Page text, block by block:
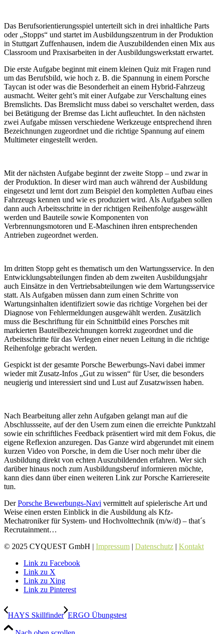
Das Berufsorientierungsspiel unterteilt sich in drei inhaltliche Parts
oder „Stopps“ und startet im Ausbildungszentrum in der Produktion
in Stuttgart Zuffenhausen, indem die Auszubildenden einen Mix aus
Classroom und Praxisarbeiten in der Ausbildungswerkstatt erwartet.
Die erste Aufgabe beginnt mit einem kleinen Quiz mit Fragen rund
um das Berufsbild, wie hoch z. B. die Spannung in einem Porsche
Taycan ist oder was die Besonderheit an einem Hybrid-Fahrzeug
ausmacht. Weiter geht’s mit einer Aufgabe zur Verschaltung eines
Bremslichts. Das Bremslicht muss dabei so verschaltet werden, dass
bei Betätigung der Bremse das Licht aufleuchtet. In den nächsten
zwei Aufgabe müssen verschiedene Werkzeuge entsprechend ihren
Bezeichnungen zugeordnet und die richtige Spannung auf einem
Multimeter eingestellt werden.
Mit der nächsten Aufgabe beginnt der zweite Stopp – und zwar in
der Produktion. In dieser wird man auch während der Ausbildung
eingesetzt und lernt dort zum Beispiel den kompletten Aufbau eines
Fahrzeugs kennen und wie es produziert wird. Als Aufgaben sollen
dann auch Arbeitsschritte in der richtigen Reihenfolge ausgewählt
werden und Bauteile sowie Komponenten von
Verbrennungsmotoren und E-Maschinen ihren entsprechenden
Antrieben zugeordnet werden.
Im dritten Stopp geht es thematisch um den Wartungsservice. In den
Entwicklungsabteilungen finden ab dem zweiten Ausbildungsjahr
auch Einsätze in den Vertriebsabteilungen wie dem Wartungsservice
statt. Als Aufgaben müssen dann zum einen Schritte von
Wartungsinhalten identifiziert sowie das richtige Vorgehen bei der
Diagnose von Fehlermeldungen ausgewählt werden. Zusätzlich
muss die Beschriftung für ein Schnittbild eines Porsches mit
markierten Bauteilbezeichnungen korrekt zugeordnet und die
Arbeitsschritte für das Verlegen einer neuen Leitung in die richtige
Reihenfolge gebracht werden.
Gespickt ist der gesamte Porsche Bewerbungs-Navi dabei immer
wieder mit Zusatz-Infos „Gut zu wissen“ für User, die besonders
neugierig und interessiert sind und Lust auf Zusatzwissen haben.
Nach Bearbeitung aller zehn Aufgaben gelangt man auf die
Abschlussseite, auf der den Usern zum einen die erreichte Punktzahl
sowie ein schriftliches Feedback präsentiert wird mit dem Fokus, die
eigene Reflexion anzuregen. Das Ganze wird abgerundet mit einem
kurzen Video von Porsche, in dem die User noch mehr über die
Ausbildung direkt von echten Auszubildenden erfahren. Wer sich
darüber hinaus noch zum Ausbildungsberuf informieren möchte,
kann dies dann über einen weiteren Link zur Porsche Karriereseite
tun.
DerPorsche Bewerbungs-Navi vermittelt auf spielerische Art und
Weise einen ersten Einblick in die Ausbildung als Kfz-
Mechatroniker für System- und Hochvolttechnik (m/w/d) – that´s
Recrutainment…
© 2025 CYQUEST GmbH | Impressum | Datenschutz | Kontakt
Link zu Facebook
Link zu X
Link zu Xing
Link zu Pinterest
HAYS Skillfinder ERGO Übungstest